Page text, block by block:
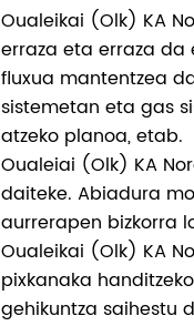
Oualeikai (Olk) KA
erraza eta erraza da
fluxua mantentzea
sistemetan eta gas
atzeko planoa, etab.
Oualeiai (Olk) KA
daiteke. Abiadura
aurrerapen bizkorra
Oualeikai (Olk) KA
pixkanaka
gehikuntza saihestu